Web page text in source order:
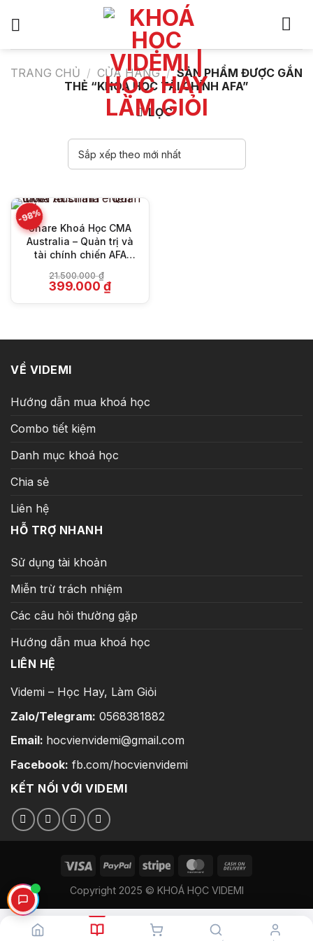
TRANG CHỦ / CỬA HÀNG / SẢN PHẨM ĐƯỢC GẮN
THẺ “KHÓA HỌC TÀI CHÍNH AFA”
LỌC
-98%
Share Khoá Học CMA
Australia – Quản trị và
tài chính chiến AFA
21.500.000₫
Giá
gốc
399.000 ₫Giá
VỀ VIDEMI
Hướng dẫn mua khoá học
Combo tiết kiệm
Danh mục khoá học
Chia sẻ
Liên hệ
HỖ TRỢ NHANH
Sử dụng tài khoản
Miễn trừ trách nhiệm
Các câu hỏi thường gặp
Hướng dẫn mua khoá học
LIÊN HỆ
Videmi – Học Hay, Làm Giỏi
Zalo/Telegram: 0568381882
Email: hocvienvidemi@gmail.com
Facebook: fb.com/hocvienvidemi
KẾT NỐI VỚI VIDEMI
Copyright 2025 © KHOÁ HỌC VIDEMI